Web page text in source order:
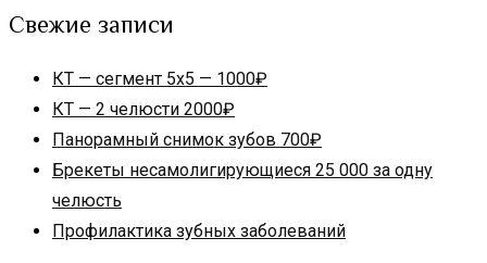
Свежие записи
КТ — сегмент 5х5 — 1000₽
КТ — 2 челюсти 2000₽
Панорамный снимок зубов 700₽
Брекеты несамолигирующиеся 25 000 за одну
челюсть
Профилактика зубных заболеваний